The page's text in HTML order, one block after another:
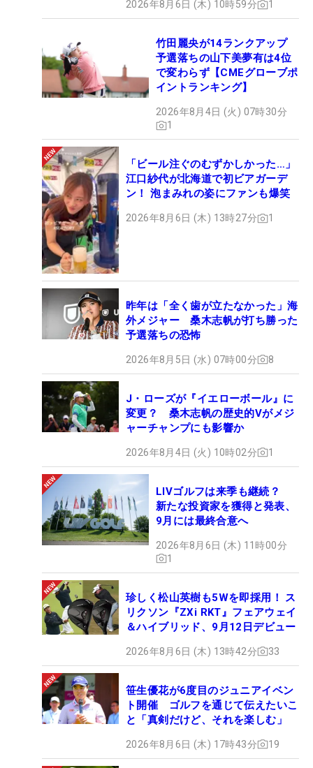
2026年8月6日 (木) 10時59分 1
竹田麗央が14ランクアップ
予選落ちの山下美夢有は4位
で変わらず【CMEグローブポ
イントランキング】
2026年8月4日 (火) 07時30分
1
「ビール注ぐのむずかしかった…」
江口紗代が北海道で初ビアガーデ
ン！ 泡まみれの姿にファンも爆笑
2026年8月6日 (木) 13時27分 1
昨年は「全く歯が立たなかった」海
外メジャー 桑木志帆が打ち勝った
予選落ちの恐怖
2026年8月5日 (水) 07時00分 8
J・ローズが『イエローボール』に
変更？ 桑木志帆の歴史的Vがメジ
ャーチャンプにも影響か
2026年8月4日 (火) 10時02分 1
LIVゴルフは来季も継続？
新たな投資家を獲得と発表、
9月には最終合意へ
2026年8月6日 (木) 11時00分
1
珍しく松山英樹も5Wを即採用！ ス
リクソン『ZXi RKT』フェアウェイ
＆ハイブリッド、9月12日デビュー
2026年8月6日 (木) 13時42分 33
笹生優花が6度目のジュニアイベン
ト開催 ゴルフを通じて伝えたいこ
と「真剣だけど、それを楽しむ」
2026年8月6日 (木) 17時43分 19